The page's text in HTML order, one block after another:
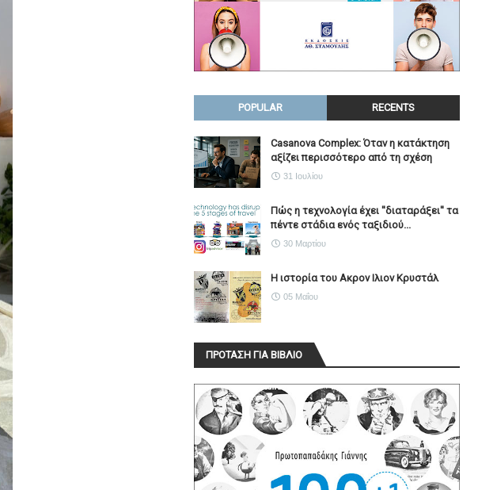
POPULAR RECENTS
Casanova Complex: Όταν η κατάκτηση
αξίζει περισσότερο από τη σχέση
31 Ιουλίου
Πώς η τεχνολογία έχει ''διαταράξει'' τα
πέντε στάδια ενός ταξιδιού...
30 Μαρτίου
Η ιστορία του Ακρον Ιλιον Κρυστάλ
05 Μαΐου
ΠΡΟΤΑΣΗ ΓΙΑ ΒΙΒΛΙΟ